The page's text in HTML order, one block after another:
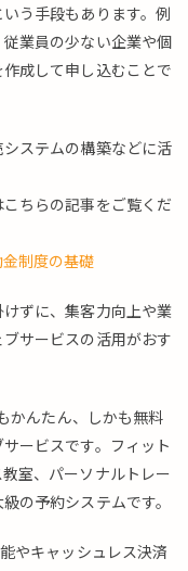
いう手段もあります。例
従業員の少ない企業や個
成して申し込むことで
ステムの構築などに活
ちらの記事をご覧くだ
制度の基礎
ずに、集客力向上や業
サービスの活用がおす
かんたん、しかも無料
ービスです。フィット
室、パーソナルトレー
の予約システムです。
やキャッシュレス決済